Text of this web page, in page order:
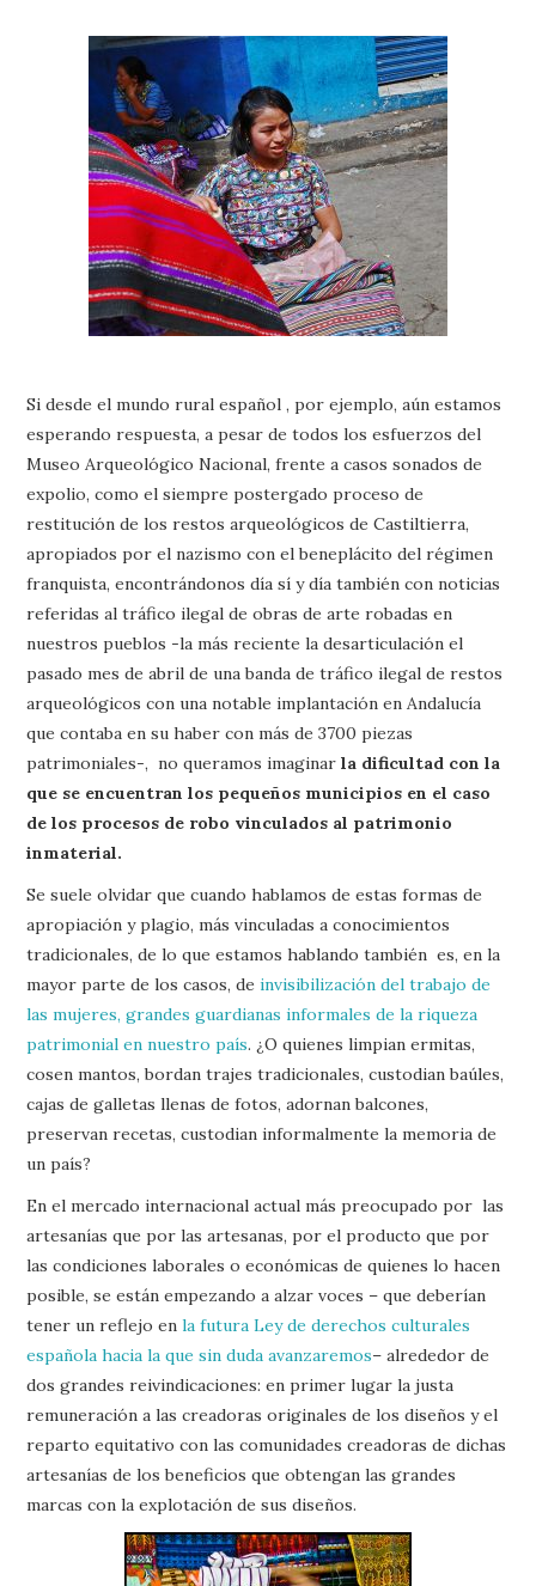
Si desde el mundo rural español , por ejemplo, aún estamos
esperando respuesta, a pesar de todos los esfuerzos del
Museo Arqueológico Nacional, frente a casos sonados de
expolio, como el siempre postergado proceso de
restitución de los restos arqueológicos de Castiltierra,
apropiados por el nazismo con el beneplácito del régimen
franquista, encontrándonos día sí y día también con noticias
referidas al tráfico ilegal de obras de arte robadas en
nuestros pueblos -la más reciente la desarticulación el
pasado mes de abril de una banda de tráfico ilegal de restos
arqueológicos con una notable implantación en Andalucía
que contaba en su haber con más de 3700 piezas
patrimoniales-, no queramos imaginar la dificultad con la
que se encuentran los pequeños municipios en el caso
de los procesos de robo vinculados al patrimonio
inmaterial.
Se suele olvidar que cuando hablamos de estas formas de
apropiación y plagio, más vinculadas a conocimientos
tradicionales, de lo que estamos hablando también es, en la
mayor parte de los casos, deinvisibilización del trabajo de
las mujeres, grandes guardianas informales de la riqueza
patrimonial en nuestro país. ¿O quienes limpian ermitas,
cosen mantos, bordan trajes tradicionales, custodian baúles,
cajas de galletas llenas de fotos, adornan balcones,
preservan recetas, custodian informalmente la memoria de
un país?
En el mercado internacional actual más preocupado por las
artesanías que por las artesanas, por el producto que por
las condiciones laborales o económicas de quienes lo hacen
posible, se están empezando a alzar voces – que deberían
tener un reflejo enla futura Ley de derechos culturales
española hacia la que sin duda avanzaremos– alrededor de
dos grandes reivindicaciones: en primer lugar la justa
remuneración a las creadoras originales de los diseños y el
reparto equitativo con las comunidades creadoras de dichas
artesanías de los beneficios que obtengan las grandes
marcas con la explotación de sus diseños.